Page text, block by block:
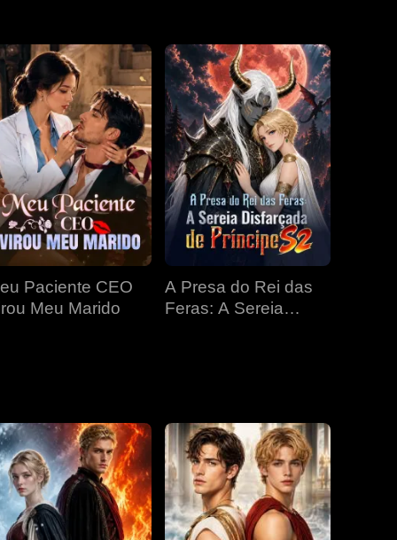
EP 34 EP 35 EP 36
EP 37 EP 38 EP 39
Paciente CEO
Meu Marido
A Presa do Rei das
Feras: A Sereia